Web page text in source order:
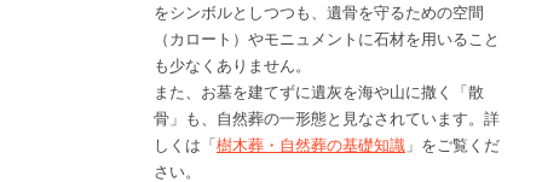
をシンボルとしつつも、遺骨を守るための空間
（カロート）やモニュメントに石材を用いること
も少なくありません。
また、お墓を建てずに遺灰を海や山に撒く「散
骨」も、自然葬の一形態と見なされています。詳
しくは「樹木葬・自然葬の基礎知識 」をご覧くだ
さい。